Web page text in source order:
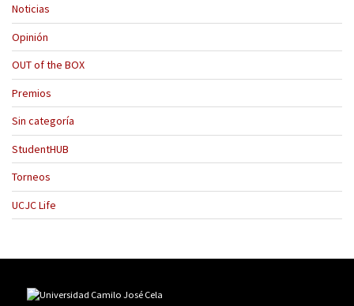
Noticias
Opinión
OUT of the BOX
Premios
Sin categoría
StudentHUB
Torneos
UCJC Life